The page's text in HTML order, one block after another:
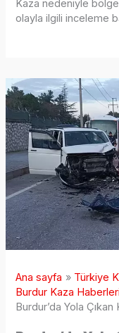
Kaza nedeniyle
olayla ilgili inceleme
Ana sayfa
Türkiye
Burdur Kaza Haberleri
Burdur’da Yola Çıkan